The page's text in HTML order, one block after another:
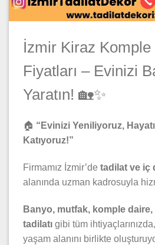
İzmir Kiraz Komple
Fiyatları – Evinizi
Yaratın! 🏡✨
🏠 “Evinizi Yeniliyoruz,
Katıyoruz!”
Firmamız İzmir’de tadilat ve iç
alanında uzman kadrosuyla
Banyo, mutfak, komple
tadilatı gibi tüm
yaşam alanını birlikte